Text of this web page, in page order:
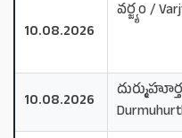
10.08.2026
వర్జ్యం /
10.08.2026